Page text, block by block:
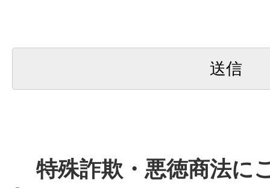
特殊詐欺・悪徳商法に